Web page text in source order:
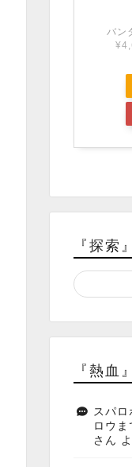
バン
『探索』
『熱血
スパ
ロウま
さん